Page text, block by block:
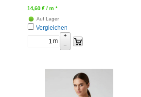
14,60 € / m *
Auf Lager
Vergleichen
m
+
–